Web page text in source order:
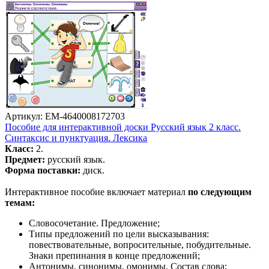
Артикул: EM-4640008172703
Пособие для интерактивной доски Русский язык 2 класс.
Синтаксис и пунктуация. Лексика
Класс: 2.
Предмет: русский язык.
Форма поставки: диск.
Интерактивное пособие включает материал по следующим
темам:
Словосочетание. Предложение;
Типы предложений по цели высказывания:
повествовательные, вопросительные, побудительные.
Знаки препинания в конце предложений;
Антонимы, синонимы, омонимы. Состав слова;